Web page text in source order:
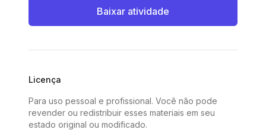
Baixar atividade
Licença
Para uso pessoal e profissional. Você não pode
revender ou redistribuir esses materiais em seu
estado original ou modificado.